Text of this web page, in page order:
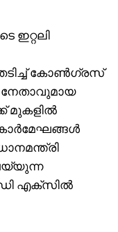
ഇറ്റലി
കോൺഗ്രസ്
മുകളിൽ
എക്സിൽ